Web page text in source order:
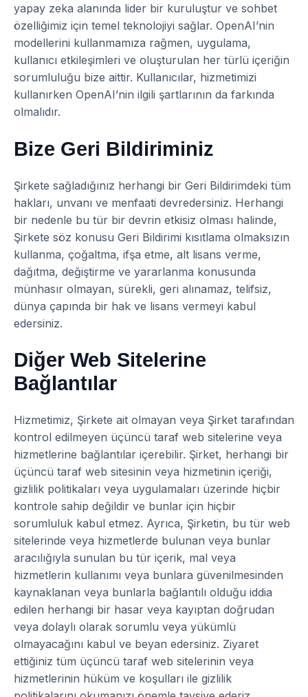
yapay zeka alanında lider bir kuruluştur ve sohbet
özelliğimiz için temel teknolojiyi sağlar. OpenAI’nin
modellerini kullanmamıza rağmen, uygulama,
kullanıcı etkileşimleri ve oluşturulan her türlü içeriğin
sorumluluğu bize aittir. Kullanıcılar, hizmetimizi
kullanırken OpenAI’nin ilgili şartlarının da farkında
olmalıdır.
Bize Geri Bildiriminiz
Şirkete sağladığınız herhangi bir Geri Bildirimdeki tüm
hakları, unvanı ve menfaati devredersiniz. Herhangi
bir nedenle bu tür bir devrin etkisiz olması halinde,
Şirkete söz konusu Geri Bildirimi kısıtlama olmaksızın
kullanma, çoğaltma, ifşa etme, alt lisans verme,
dağıtma, değiştirme ve yararlanma konusunda
münhasır olmayan, sürekli, geri alınamaz, telifsiz,
dünya çapında bir hak ve lisans vermeyi kabul
edersiniz.
Diğer Web Sitelerine
Bağlantılar
Hizmetimiz, Şirkete ait olmayan veya Şirket tarafından
kontrol edilmeyen üçüncü taraf web sitelerine veya
hizmetlerine bağlantılar içerebilir. Şirket, herhangi bir
üçüncü taraf web sitesinin veya hizmetinin içeriği,
gizlilik politikaları veya uygulamaları üzerinde hiçbir
kontrole sahip değildir ve bunlar için hiçbir
sorumluluk kabul etmez. Ayrıca, Şirketin, bu tür web
sitelerinde veya hizmetlerde bulunan veya bunlar
aracılığıyla sunulan bu tür içerik, mal veya
hizmetlerin kullanımı veya bunlara güvenilmesinden
kaynaklanan veya bunlarla bağlantılı olduğu iddia
edilen herhangi bir hasar veya kayıptan doğrudan
veya dolaylı olarak sorumlu veya yükümlü
olmayacağını kabul ve beyan edersiniz. Ziyaret
ettiğiniz tüm üçüncü taraf web sitelerinin veya
hizmetlerinin hüküm ve koşulları ile gizlilik